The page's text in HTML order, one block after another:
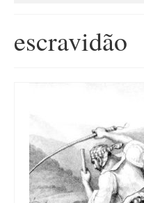
Princípios Editoriais
Projetos
Blog
Contato
escravidão